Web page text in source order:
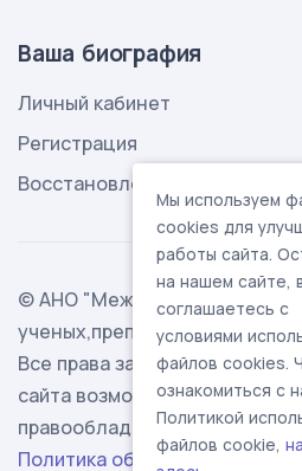
Ваша биография
Личный кабинет
Регистрация
Восстановление пароля
© АНО "Международная
ученых,преподавателей и
Все права защищены.
сайта возможно
правообладателя.
Политика обработки
Мы используем
cookies для
работы сайта.
на нашем сайте,
соглашаетесь с
условиями
файлов cookies.
ознакомиться с
Политикой
файлов cookie,